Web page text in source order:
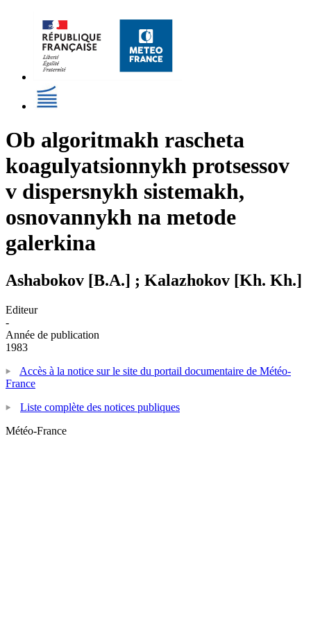
Ob algoritmakh rascheta
koagulyatsionnykh protsessov
v dispersnykh sistemakh,
osnovannykh na metode
galerkina
Ashabokov [B.A.] ; Kalazhokov [Kh. Kh.]
Editeur
-
Année de publication
1983
Accès à la notice sur le site du portail documentaire de Météo-
France
Liste complète des notices publiques
Météo-France